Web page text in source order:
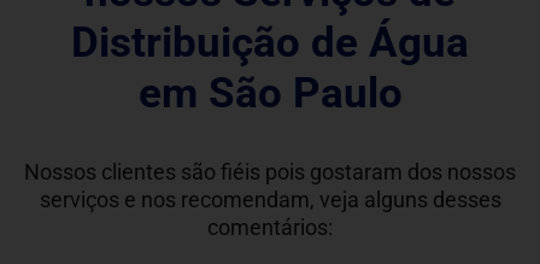
Distribuição de Água
em São Paulo
Nossos clientes são fiéis pois gostaram dos nossos
serviços e nos recomendam, veja alguns desses
comentários: